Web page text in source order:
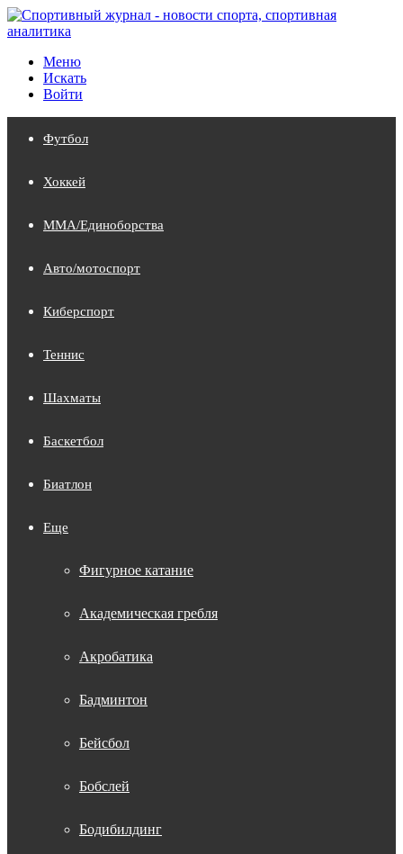
Меню
Искать
Войти
Футбол
Хоккей
MMA/Единоборства
Авто/мотоспорт
Киберспорт
Теннис
Шахматы
Баскетбол
Биатлон
Еще
Фигурное катание
Академическая гребля
Акробатика
Бадминтон
Бейсбол
Бобслей
Бодибилдинг